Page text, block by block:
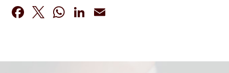
Facebook
Twitter
WhatsApp
LinkedIn